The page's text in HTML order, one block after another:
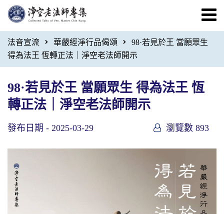
法音宣流 華嚴經淨行品偈頌
98·若見於王 當願眾生
得為法王 恆轉正法｜淨空老法師開示
98·若見於王 當願眾生 得為法王 恆
轉正法｜淨空老法師開示
發布日期 - 2025-03-29 瀏覽數 893